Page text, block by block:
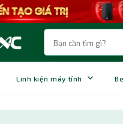
Linh kiện máy tính